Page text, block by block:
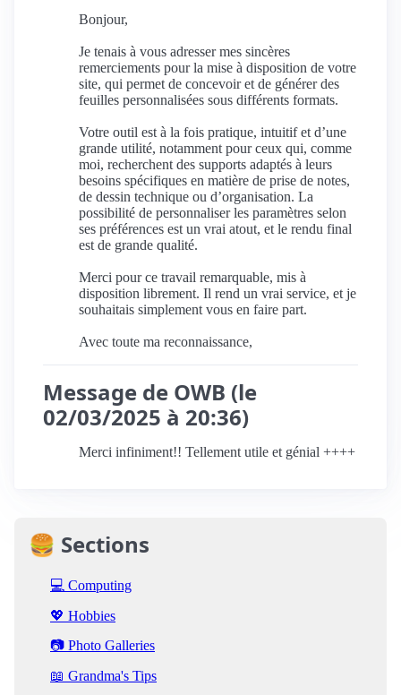
Bonjour,
Je tenais à vous adresser mes sincères
remerciements pour la mise à disposition de votre
site, qui permet de concevoir et de générer des
feuilles personnalisées sous différents formats.
Votre outil est à la fois pratique, intuitif et d’une
grande utilité, notamment pour ceux qui, comme
moi, recherchent des supports adaptés à leurs
besoins spécifiques en matière de prise de notes,
de dessin technique ou d’organisation. La
possibilité de personnaliser les paramètres selon
ses préférences est un vrai atout, et le rendu final
est de grande qualité.
Merci pour ce travail remarquable, mis à
disposition librement. Il rend un vrai service, et je
souhaitais simplement vous en faire part.
Avec toute ma reconnaissance,
Message de OWB (le
02/03/2025 à 20:36)
Merci infiniment!! Tellement utile et génial ++++
🍔 Sections
💻 Computing
💖 Hobbies
📷 Photo Galleries
📖 Grandma's Tips